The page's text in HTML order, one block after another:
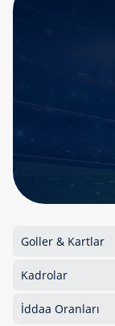
Goller & Kartlar
Kadrolar
İddaa Oranları